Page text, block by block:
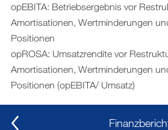
opEBITA: Betriebsergebnis vor
Amortisationen, Wertminderungen
Positionen
opROSA: Umsatzrendite vor
Amortisationen, Wertminderungen
Positionen (opEBITA/ Umsatz)